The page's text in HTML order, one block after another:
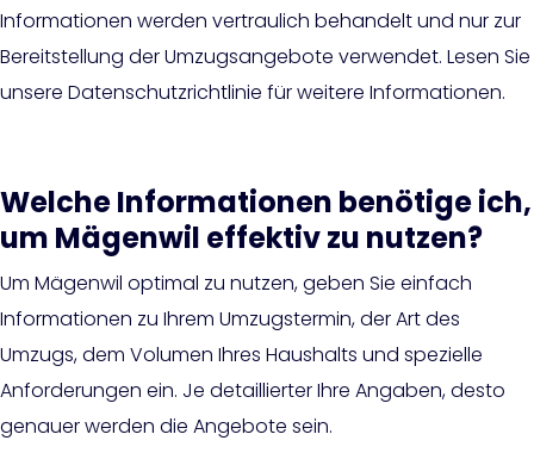
Informationen werden vertraulich behandelt und nur zur
Bereitstellung der Umzugsangebote verwendet. Lesen Sie
unsere Datenschutzrichtlinie für weitere Informationen.
Welche Informationen benötige ich,
um Mägenwil effektiv zu nutzen?
Um Mägenwil optimal zu nutzen, geben Sie einfach
Informationen zu Ihrem Umzugstermin, der Art des
Umzugs, dem Volumen Ihres Haushalts und spezielle
Anforderungen ein. Je detaillierter Ihre Angaben, desto
genauer werden die Angebote sein.